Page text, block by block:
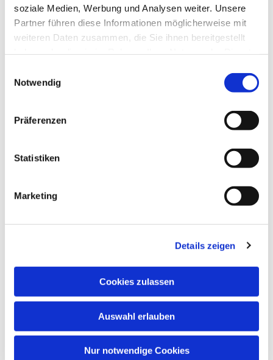
soziale Medien, Werbung und Analysen weiter. Unsere
Partner führen diese Informationen möglicherweise mit
weiteren Daten zusammen, die Sie ihnen bereitgestellt
Notwendig
Präferenzen
Statistiken
Marketing
Details zeigen
Cookies zulassen
Auswahl erlauben
Nur notwendige Cookies
NAVIGATION